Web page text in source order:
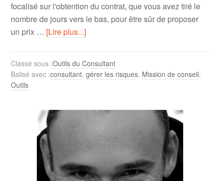
focalisé sur l'obtention du contrat, que vous avez tiré le
nombre de jours vers le bas, pour être sûr de proposer
un prix … [Lire plus...]
Classé sous :Outils du Consultant
Balisé avec :consultant,gérer les risques, Mission de conseil,
Outils